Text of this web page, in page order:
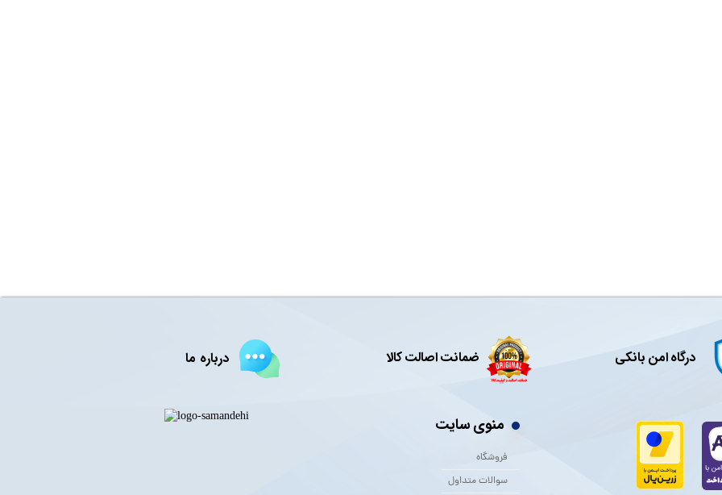
منوی سایت
فروشگاه
سوالات متداول
درگاه امن بانکی درباره ما ضمانت اصالت کالا